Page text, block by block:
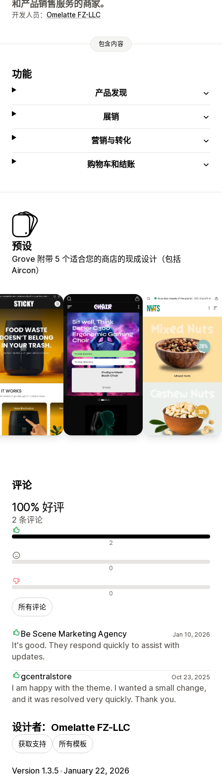
和产品销售服务的商家。
开发人员： Omelatte FZ-LLC
包含内容
功能
产品发现
展销
营销与转化
购物车和结账
预设
Grove 附带 5 个适合您的商店的现成设计（包括
Aircon）
评论
100% 好评
2 条评论
好评 2
中评 0
差评 0
所有评论
Be Scene Marketing Agency Jan 10, 2026
It's good. They respond quickly to assist with
updates.
gcentralstore
Oct 23, 2025
I am happy with the theme. I wanted a small change,
and it was resolved very quickly. Thank you.
设计者：Omelatte FZ-LLC
获取支持 所有模板
Version 1.3.5•January 22, 2026